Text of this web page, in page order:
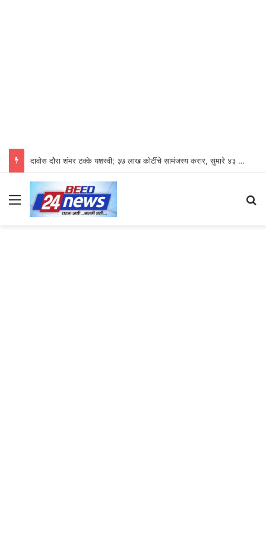
दावोस दौरा शंभर टक्के यशस्वी; ३७ लाख कोटींचे सामंजस्य करार, सुमारे ४३ लाख रोजगारनिर्मिती – उद्योगमंत्री डॉ. उदय सामंत
Menu